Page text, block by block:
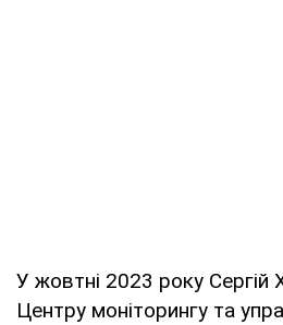
У жовтні 2023 року Сергій
Центру моніторингу та